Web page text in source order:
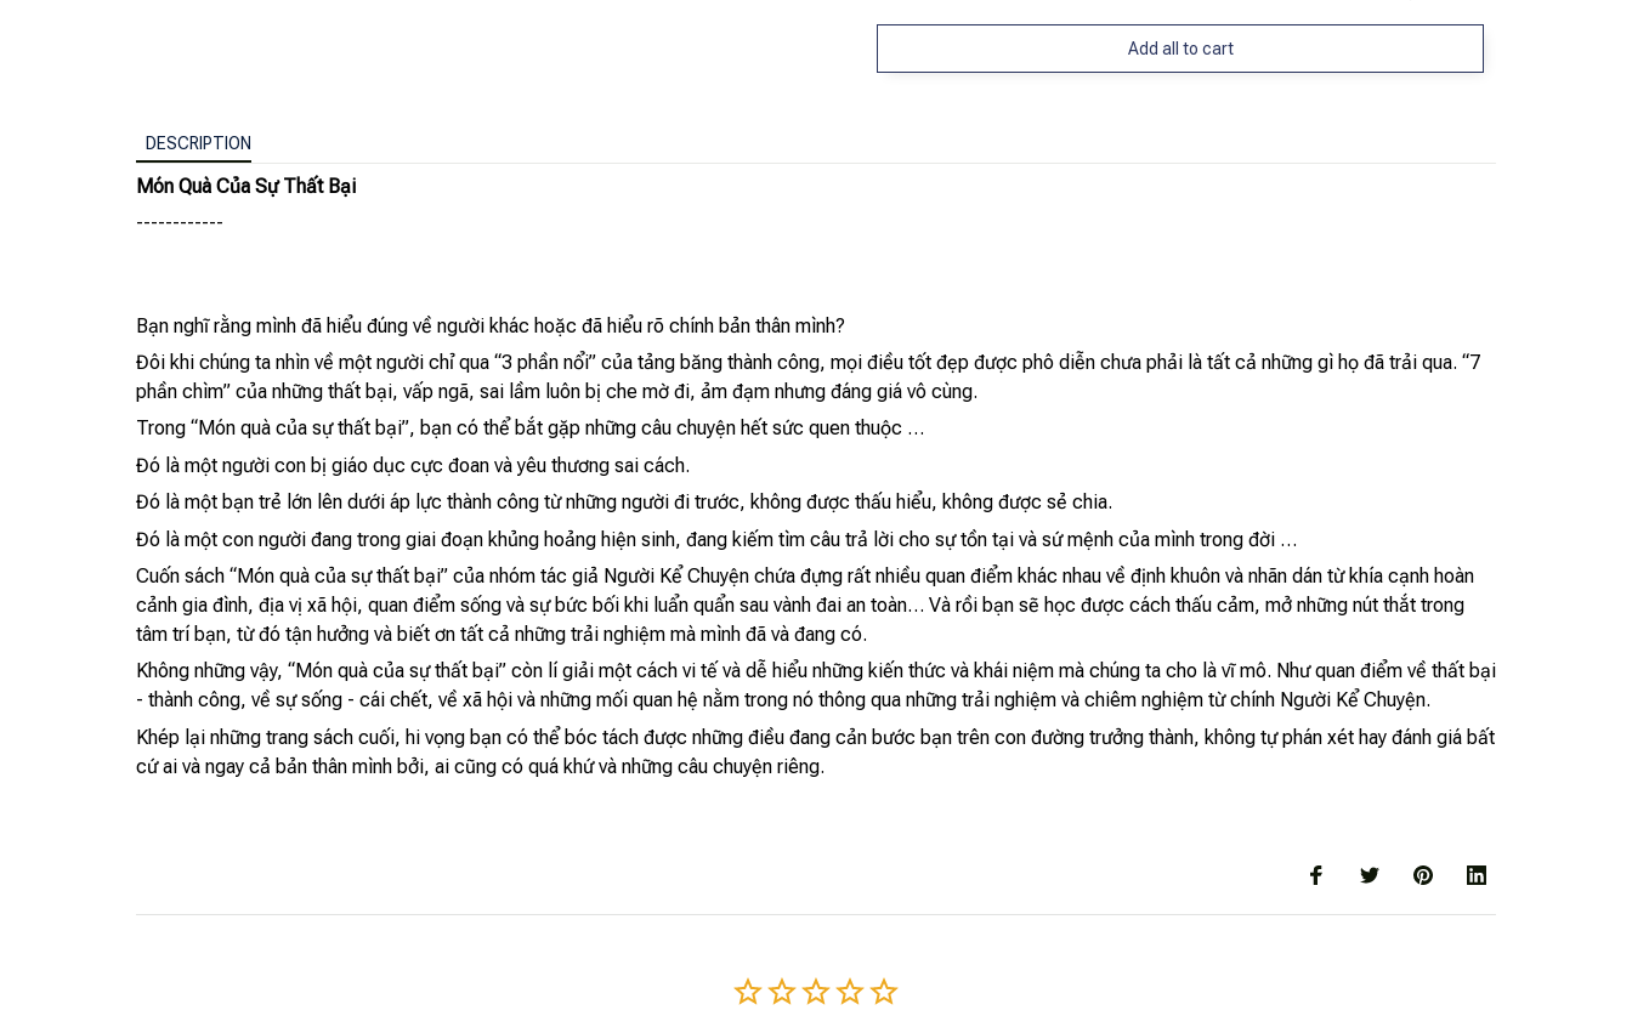
Add all to cart
DESCRIPTION
Món Quà Của Sự Thất Bại
------------
Bạn nghĩ rằng mình đã hiểu đúng về người khác hoặc đã hiểu rõ chính bản thân mình?
Đôi khi chúng ta nhìn về một người chỉ qua “3 phần nổi” của tảng băng thành công, mọi điều tốt đẹp được phô diễn chưa phải là tất cả những gì họ đã trải qua. “7
phần chìm” của những thất bại, vấp ngã, sai lầm luôn bị che mờ đi, ảm đạm nhưng đáng giá vô cùng.
Trong “Món quà của sự thất bại”, bạn có thể bắt gặp những câu chuyện hết sức quen thuộc …
Đó là một người con bị giáo dục cực đoan và yêu thương sai cách.
Đó là một bạn trẻ lớn lên dưới áp lực thành công từ những người đi trước, không được thấu hiểu, không được sẻ chia.
Đó là một con người đang trong giai đoạn khủng hoảng hiện sinh, đang kiếm tìm câu trả lời cho sự tồn tại và sứ mệnh của mình trong đời …
Cuốn sách “Món quà của sự thất bại” của nhóm tác giả Người Kể Chuyện chứa đựng rất nhiều quan điểm khác nhau về định khuôn và nhãn dán từ khía cạnh hoàn
cảnh gia đình, địa vị xã hội, quan điểm sống và sự bức bối khi luẩn quẩn sau vành đai an toàn… Và rồi bạn sẽ học được cách thấu cảm, mở những nút thắt trong
tâm trí bạn, từ đó tận hưởng và biết ơn tất cả những trải nghiệm mà mình đã và đang có.
Không những vậy, “Món quà của sự thất bại” còn lí giải một cách vi tế và dễ hiểu những kiến thức và khái niệm mà chúng ta cho là vĩ mô. Như quan điểm về thất bại
- thành công, về sự sống - cái chết, về xã hội và những mối quan hệ nằm trong nó thông qua những trải nghiệm và chiêm nghiệm từ chính Người Kể Chuyện.
Khép lại những trang sách cuối, hi vọng bạn có thể bóc tách được những điều đang cản bước bạn trên con đường trưởng thành, không tự phán xét hay đánh giá bất
cứ ai và ngay cả bản thân mình bởi, ai cũng có quá khứ và những câu chuyện riêng.